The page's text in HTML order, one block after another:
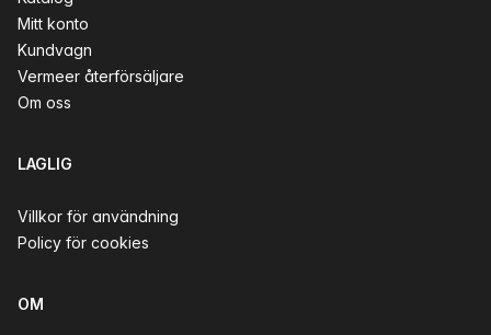
Mitt konto
Kundvagn
Vermeer återförsäljare
Om oss
LAGLIG
Villkor för användning
Policy för cookies
OM